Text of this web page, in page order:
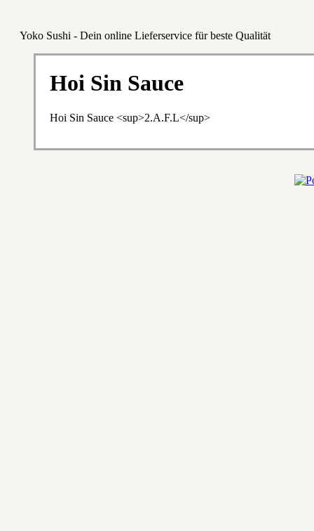
Yoko Sushi - Dein online Lieferservice für beste Qualität
Hoi Sin Sauce
Hoi Sin Sauce <sup>2.A.F.L</sup>